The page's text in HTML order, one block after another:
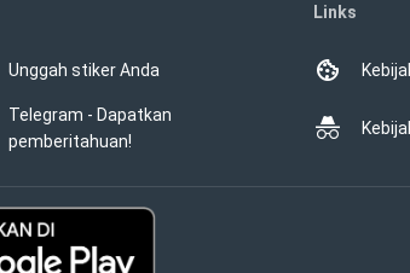
Unggah stiker Anda
Telegram - Dapatkan
pemberitahuan!
Links